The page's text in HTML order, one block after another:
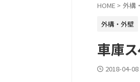
HOME > 外構
外構・外壁
車庫
2018-04-08